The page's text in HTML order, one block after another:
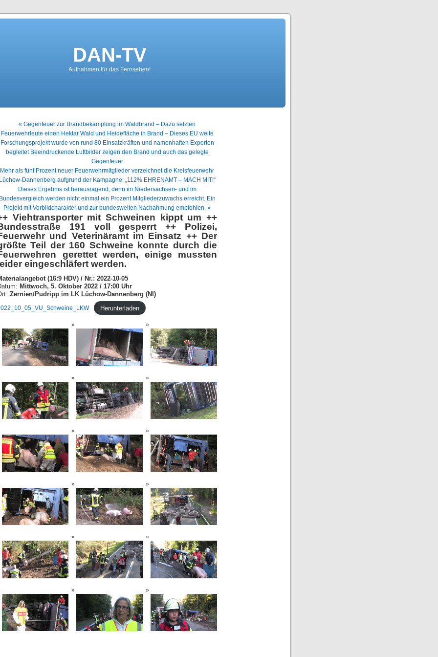
DAN-TV
Aufnahmen für das Fernsehen!
« Gegenfeuer zur Brandbekämpfung im Waldbrand – Dazu setzten
Feuerwehrleute einen Hektar Wald und Heidefläche in Brand – Dieses EU weite
Forschungsprojekt wurde von rund 80 Einsatzkräften und namenhaften Experten
begleitet Beeindruckende Luftbilder zeigen den Brand und auch das gelegte
Gegenfeuer
Mehr als fünf Prozent neuer Feuerwehrmitglieder verzeichnet die Kreisfeuerwehr
Dannenberg aufgrund der Kampagne: „112% EHRENAMT – MACH MIT!“
Dieses Ergebnis ist herausragend, denn im Niedersachsen- und im
werden nicht einmal ein Prozent Mitgliederzuwachs erreicht. Ein
Projekt mit Vorbildcharakter und zur bundesweiten Nachahmung empfohlen. »
Viehtransporter mit Schweinen kippt um ++
191 voll gesperrt ++ Polizei,
und Veterinäramt im Einsatz ++ Der
Teil der 160 Schweine konnte durch die
gerettet werden, einige mussten
eingeschläfert werden.
(16:9 HDV) / Nr.: 2022-10-05
Mittwoch, 5. Oktober 2022 / 17:00 Uhr
Zernien/Pudripp im LK Lüchow-Dannenberg (NI)
Herunterladen